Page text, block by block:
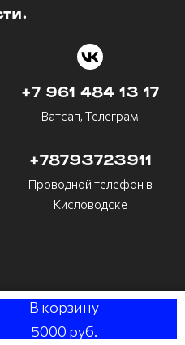
В корзину
5000 руб.
+7 961 484 13 17
Ватсап, Телеграм
+78793723911
Проводной телефон в
Кисловодске
Bazium